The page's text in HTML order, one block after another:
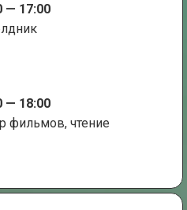
— 17:00
— 18:00
фильмов, чтение